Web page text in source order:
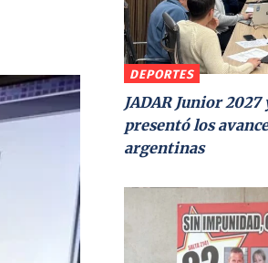
DEPORTES
JADAR Junior
presentó los
argentinas